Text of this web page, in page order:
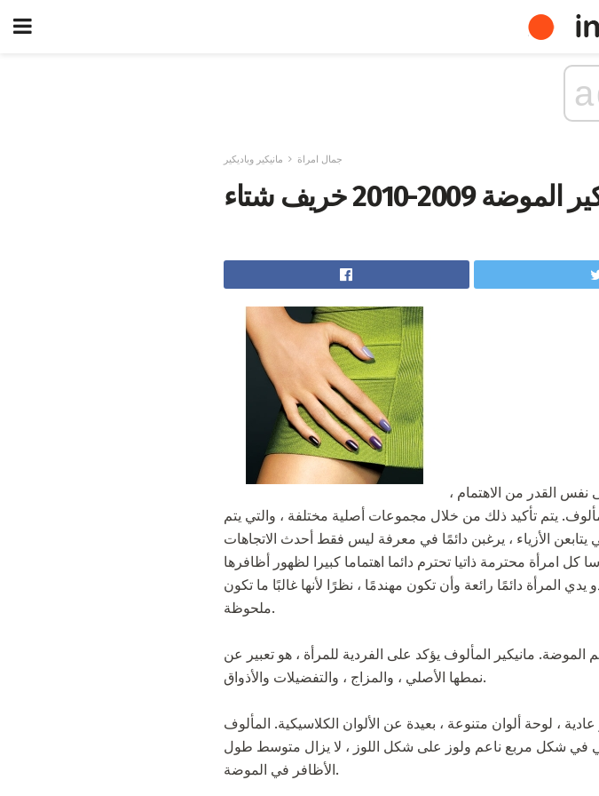
جمال امراة مانيكير وباديكير
2009-2010 خريف شتاء
يتم تأكيد ذلك من خلال مجموعات أصلية مختلفة ، والتي يتم
الأزياء ، يرغبن دائمًا في معرفة ليس فقط أحدث الاتجاهات
المرأة دائمًا رائعة وأن تكون مهندمًا ، نظرًا لأنها غالبًا ما تكون
ملحوظة.
مانيكير المألوف يؤكد على الفردية للمرأة ، هو تعبير عن
نمطها الأصلي ، والمزاج ، والتفضيلات والأذواق.
مشرقة وغير عادية ، لوحة ألوان متنوعة ، بعيدة عن الألوان الكلاسيكية. المألوف
في شكل مربع ناعم ولوز على شكل اللوز ، لا يزال متوسط ​​طول
الأظافر في الموضة.